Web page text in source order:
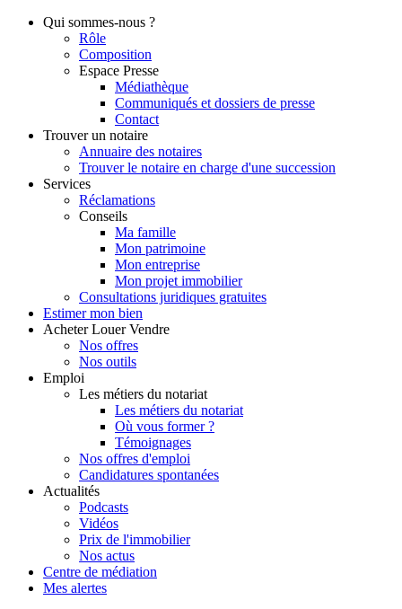
Qui sommes-nous ?
Rôle
Composition
Espace Presse
Médiathèque
Communiqués et dossiers de presse
Contact
Trouver un notaire
Annuaire des notaires
Trouver le notaire en charge d'une succession
Services
Réclamations
Conseils
Ma famille
Mon patrimoine
Mon entreprise
Mon projet immobilier
Consultations juridiques gratuites
Estimer mon bien
Acheter Louer Vendre
Nos offres
Nos outils
Emploi
Les métiers du notariat
Les métiers du notariat
Où vous former ?
Témoignages
Nos offres d'emploi
Candidatures spontanées
Actualités
Podcasts
Vidéos
Prix de l'immobilier
Nos actus
Centre de médiation
Mes alertes